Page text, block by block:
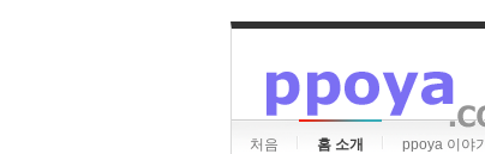
처음 홈 소개 ppoya 이야기